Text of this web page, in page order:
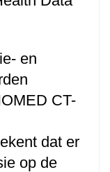
en
CT-
dat er
op de